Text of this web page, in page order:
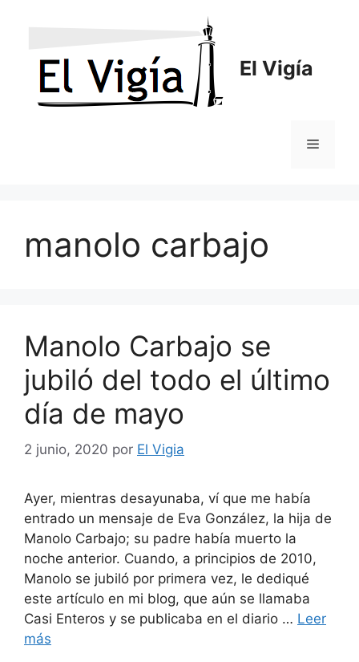
El Vigía
Menú
manolo carbajo
Manolo Carbajo se
jubiló del todo el último
día de mayo
2 junio, 2020 por El Vigia
Ayer, mientras desayunaba, ví que me había
entrado un mensaje de Eva González, la hija de
Manolo Carbajo; su padre había muerto la
noche anterior. Cuando, a principios de 2010,
Manolo se jubiló por primera vez, le dediqué
este artículo en mi blog, que aún se llamaba
Casi Enteros y se publicaba en el diario … Leer
más